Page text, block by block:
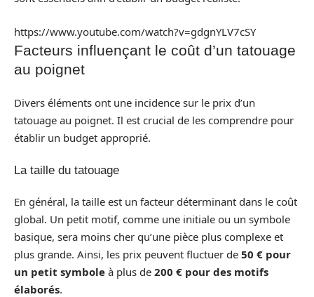
https://www.youtube.com/watch?v=gdgnYLV7cSY
Facteurs influençant le coût d’un tatouage
au poignet
Divers éléments ont une incidence sur le prix d’un
tatouage au poignet. Il est crucial de les comprendre pour
établir un budget approprié.
La taille du tatouage
En général, la taille est un facteur déterminant dans le coût
global. Un petit motif, comme une initiale ou un symbole
basique, sera moins cher qu’une pièce plus complexe et
plus grande. Ainsi, les prix peuvent fluctuer de 50 € pour
un petit symbole à plus de 200 € pour des motifs
élaborés.